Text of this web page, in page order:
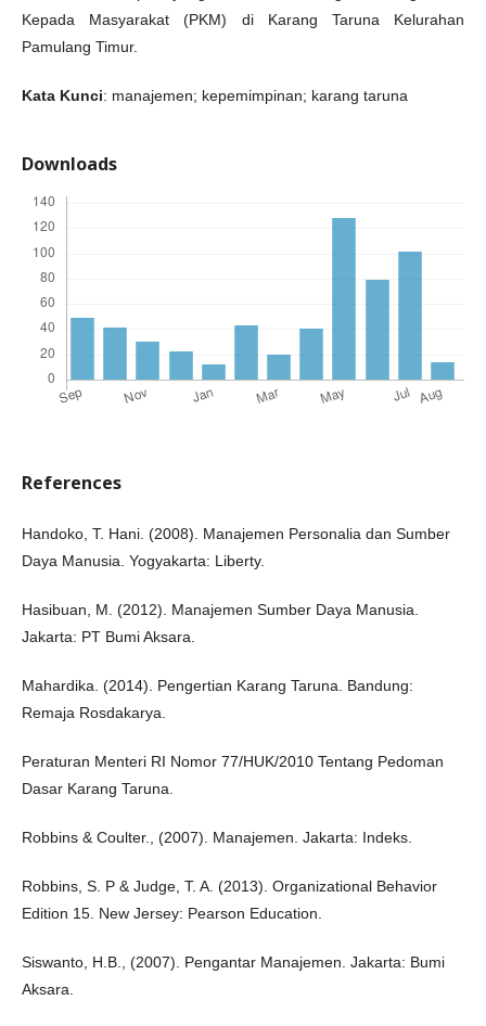
Kepada Masyarakat (PKM) di Karang Taruna Kelurahan
Pamulang Timur.
Kata Kunci: manajemen; kepemimpinan; karang taruna
Downloads
References
Handoko, T. Hani. (2008). Manajemen Personalia dan Sumber
Daya Manusia. Yogyakarta: Liberty.
Hasibuan, M. (2012). Manajemen Sumber Daya Manusia.
Jakarta: PT Bumi Aksara.
Mahardika. (2014). Pengertian Karang Taruna. Bandung:
Remaja Rosdakarya.
Peraturan Menteri RI Nomor 77/HUK/2010 Tentang Pedoman
Dasar Karang Taruna.
Robbins & Coulter., (2007). Manajemen. Jakarta: Indeks.
Robbins, S. P & Judge, T. A. (2013). Organizational Behavior
Edition 15. New Jersey: Pearson Education.
Siswanto, H.B., (2007). Pengantar Manajemen. Jakarta: Bumi
Aksara.